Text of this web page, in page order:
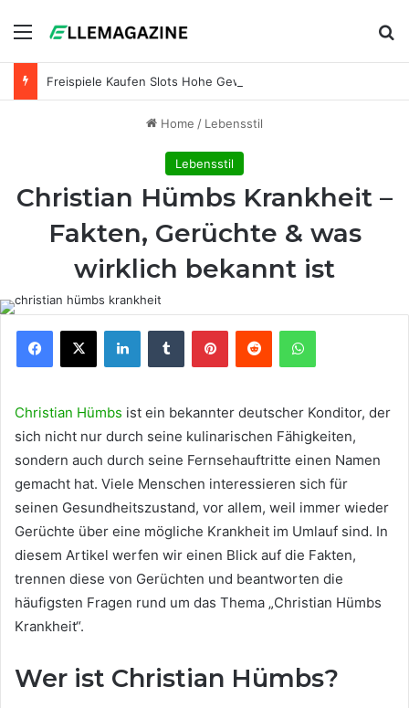
Menu
Freispiele Kaufen Slots Hohe Gewinne Casino
Home / Lebensstil
Lebensstil
Christian Hümbs Krankheit –
Fakten, Gerüchte & was
wirklich bekannt ist
Facebook
X LinkedInTumblr PinterestReddit WhatsApp
Christian Hümbs ist ein bekannter deutscher Konditor, der
sich nicht nur durch seine kulinarischen Fähigkeiten,
sondern auch durch seine Fernsehauftritte einen Namen
gemacht hat. Viele Menschen interessieren sich für
seinen Gesundheitszustand, vor allem, weil immer wieder
Gerüchte über eine mögliche Krankheit im Umlauf sind. In
diesem Artikel werfen wir einen Blick auf die Fakten,
trennen diese von Gerüchten und beantworten die
häufigsten Fragen rund um das Thema „Christian Hümbs
Krankheit“.
Wer ist Christian Hümbs?